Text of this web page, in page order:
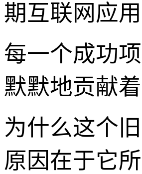
期互联网应
每一个成功
默默地贡献
为什么这个
原因在于它